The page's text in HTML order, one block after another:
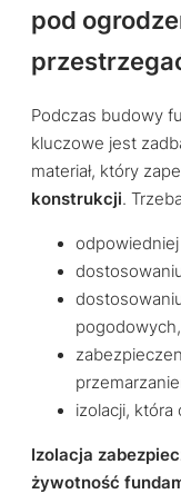
pod
Podczas budowy
kluczowe jest
materiał, który
konstrukcji.
pogodowych,
izolacji, która
Izolacja
żywotność